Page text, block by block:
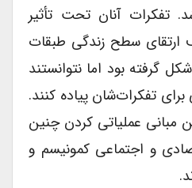
آنان تحت تأثیر
سطح زندگی طبقات
گرفته بود اما نتوانستند
تفکرات‌شان پیاده کنند.
عملیاتی کردن چنین
و اجتماعی کمونیسم و